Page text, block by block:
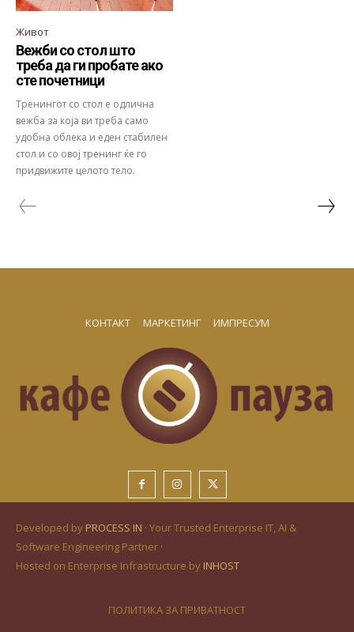
Живот
Вежби со стол што
треба да ги пробате ако
сте почетници
Тренингот со стол е одлична
вежба за која ви треба само
удобна облека и еден стабилен
стол и со овој тренинг ќе го
придвижите целото тело.
КОНТАКТ МАРКЕТИНГ ИМПРЕСУМ
Developed by PROCESS IN · Your Trusted Enterprise IT, AI &
Software Engineering Partner ·
Hosted on Enterprise Infrastructure by INHOST
ПОЛИТИКА ЗА ПРИВАТНОСТ